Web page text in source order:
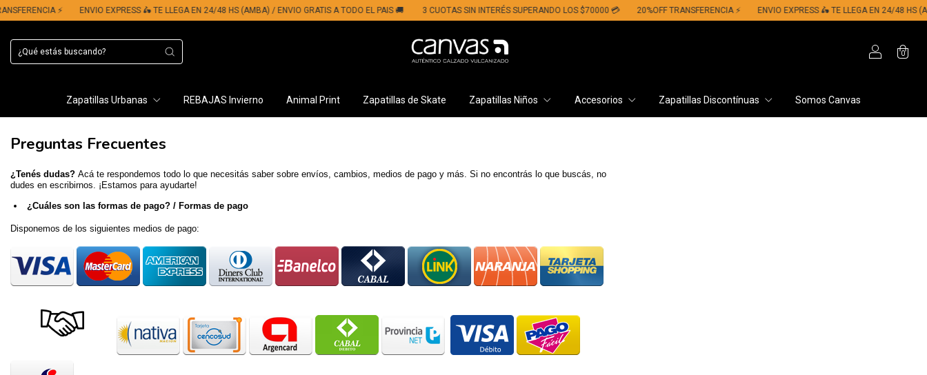
⚡​ ENVIO EXPRESS 🛵​ TE LLEGA EN 24/48 HS (AMBA) / ENVIO GRATIS A TODO EL PAIS 🚚 3 CUOTAS SIN INTERÉS SUPERANDO LOS $70000 💳​ 20%OFF TRANSFERENCIA ⚡​ ENVIO EXPRESS 🛵​ TE LLEGA EN 24/48 HS
0
Zapatillas Urbanas REBAJAS Invierno Animal Print Zapatillas de Skate Zapatillas Niños Accesorios Zapatillas Discontínuas Somos Canvas
Preguntas Frecuentes
¿Tenés dudas? Acá te respondemos todo lo que necesitás saber sobre envíos, cambios, medios de pago y más. Si no encontrás lo que buscás, no
dudes en escribirnos. ¡Estamos para ayudarte!
¿Cuáles son las formas de pago? / Formas de pago
Disponemos de los siguientes medios de pago: